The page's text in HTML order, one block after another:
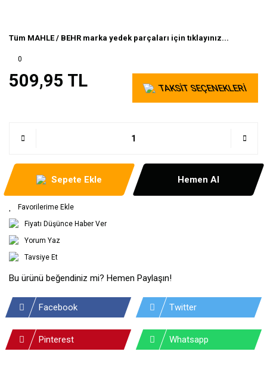
Tüm MAHLE / BEHR marka yedek parçaları için tıklayınız...
0
509,95 TL TAKSİT SEÇENEKLERİ
Sepete Ekle Hemen Al
Fiyatı Düşünce Haber Ver
Yorum Yaz
Tavsiye Et
Bu ürünü beğendiniz mi? Hemen Paylaşın!
Facebook Twitter
Pinterest Whatsapp